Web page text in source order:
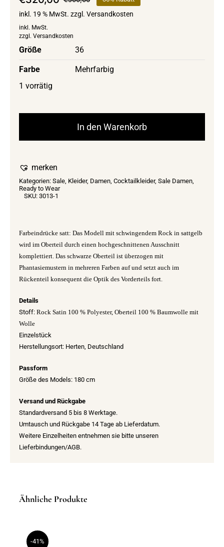
Ursprünglicher
Preis
Aktueller
Preis
inkl. 19 % MwSt. zzgl. Versandkosten
inkl. MwSt.
zzgl. Versandkosten
Größe 36
Farbe
Mehrfarbig
1 vorrätig
In den Warenkorb
merken
Kategorien: Sale, Kleider, Damen, Cocktailkleider, Sale Damen,
Ready to Wear
SKU: 3013-1
Farbeindrücke satt: Das Modell mit schwingendem Rock in sattgelb
wird im Oberteil durch einen hochgeschnittenen Ausschnitt
komplettiert. Das schwarze Oberteil ist überzogen mit
Phantasiemustern in mehreren Farben auf und setzt auch im
Rückenteil konsequent die Optik des Vorderteils fort.
Details
Stoff: Rock Satin 100 % Polyester, Oberteil 100 % Baumwolle mit
Wolle
Einzelstück
Herstellungsort: Herten, Deutschland
Passform
Größe des Models: 180 cm
Versand und Rückgabe
Standardversand 5 bis 8 Werktage.
Umtausch und Rückgabe 14 Tage ab Lieferdatum.
Weitere Einzelheiten entnehmen sie bitte unseren
Lieferbindungen/AGB.
Ähnliche Produkte
-41%